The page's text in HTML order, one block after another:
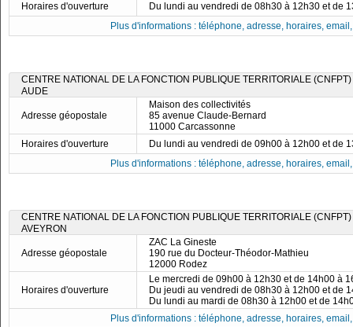
Horaires d'ouverture
Du lundi au vendredi de 08h30 à 12h30 et de
Plus d'informations : téléphone, adresse, horaires,
CENTRE NATIONAL DE LA FONCTION PUBLIQUE TERRITORIALE
AUDE
Adresse géopostale
Maison des collectivités
85 avenue Claude-Bernard
11000 Carcassonne
Horaires d'ouverture
Du lundi au vendredi de 09h00 à 12h00 et de
Plus d'informations : téléphone, adresse, horaires,
CENTRE NATIONAL DE LA FONCTION PUBLIQUE TERRITORIALE
AVEYRON
Adresse géopostale
ZAC La Gineste
190 rue du Docteur-Théodor-Mathieu
12000 Rodez
Horaires d'ouverture
Le mercredi de 09h00 à 12h30 et de 14h00 à
Du jeudi au vendredi de 08h30 à 12h00 et de
Du lundi au mardi de 08h30 à 12h00 et de
Plus d'informations : téléphone, adresse, horaires,